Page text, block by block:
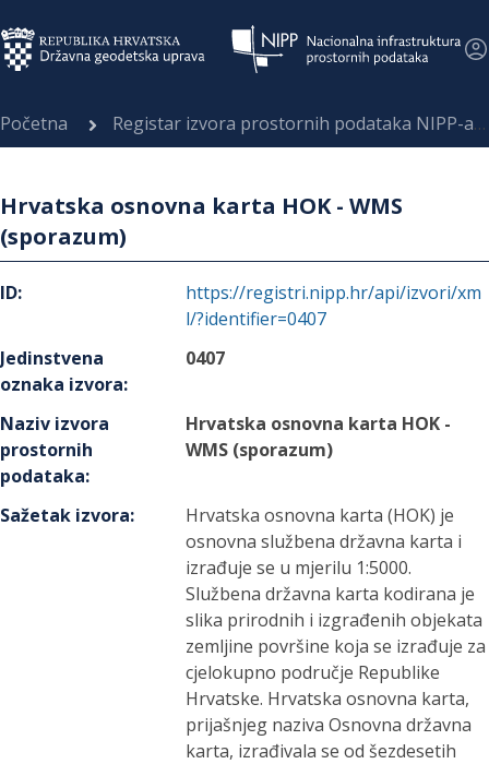
Početna Registar izvora prostornih podataka NIPP-a
Hrvatska osnovna karta HOK - WMS
(sporazum)
ID:
https://registri.nipp.hr/api/izvori/xm
l/?identifier=0407
Jedinstvena
oznaka izvora:
0407
Naziv izvora
prostornih
podataka:
Hrvatska osnovna karta HOK -
WMS (sporazum)
Sažetak izvora:
Hrvatska osnovna karta (HOK) je
osnovna službena državna karta i
izrađuje se u mjerilu 1:5000.
Službena državna karta kodirana je
slika prirodnih i izgrađenih objekata
zemljine površine koja se izrađuje za
cjelokupno područje Republike
Hrvatske. Hrvatska osnovna karta,
prijašnjeg naziva Osnovna državna
karta, izrađivala se od šezdesetih